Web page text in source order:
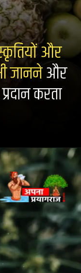
और
जाननेऔर
करता